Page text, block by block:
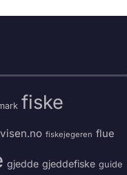
fiske
fiskejegeren flue
gjedde gjeddefiske guide